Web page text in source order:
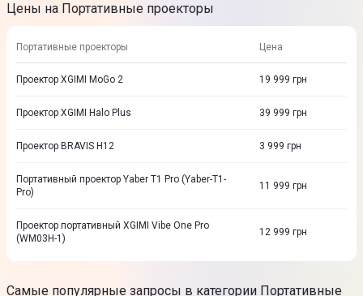
Цены на Портативные проекторы
Портативные проекторы Цена
Проектор XGIMI MoGo 2 19 999 грн
Проектор XGIMI Halo Plus 39 999 грн
Проектор BRAVIS H12 3 999 грн
Портативный проектор Yaber T1 Pro (Yaber-T1-
Pro)
11 999 грн
Проектор портативный XGIMI Vibe One Pro
(WM03H-1)
12 999 грн
Самые популярные запросы в категории Портативные